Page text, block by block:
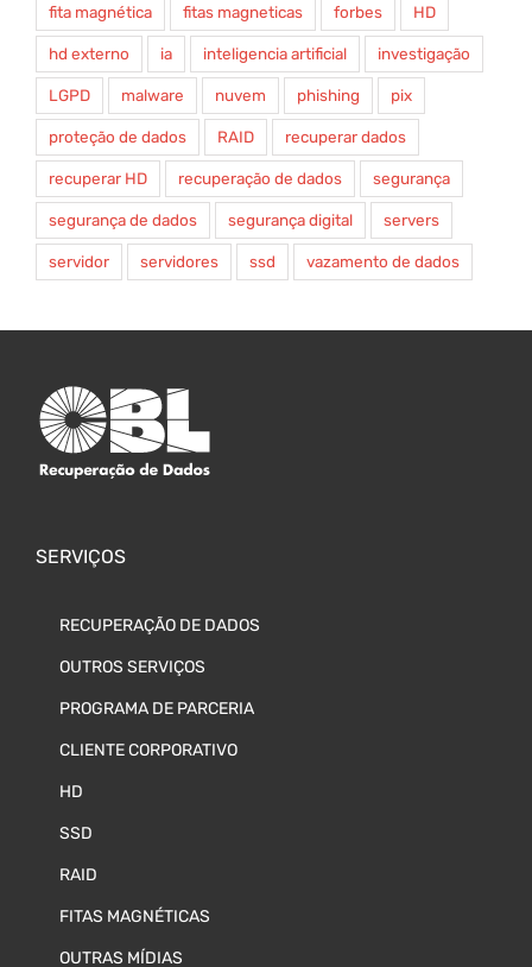
fita magnética fitas magneticas forbes HD
hd externo ia inteligencia artificial investigação
LGPD malware nuvem phishing pix
proteção de dados RAID recuperar dados
recuperar HD recuperação de dados segurança
segurança de dados segurança digital servers
servidor servidores ssd vazamento de dados
SERVIÇOS
RECUPERAÇÃO DE DADOS
OUTROS SERVIÇOS
PROGRAMA DE PARCERIA
CLIENTE CORPORATIVO
HD
SSD
RAID
FITAS MAGNÉTICAS
OUTRAS MÍDIAS